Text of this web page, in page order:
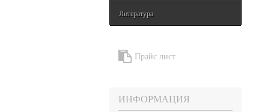
Литература
Прайс лист
ИНФОРМАЦИЯ